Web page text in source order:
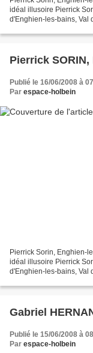
idéal illusoire Pierrick
d'Enghien-les-bains, Val
Pierrick
Publié le 16/06/2008 à
Par espace-holbein
Pierrick Sorin, Enghien-
idéal illusoire Pierrick
d'Enghien-les-bains, Val
Gabriel
Publié le 15/06/2008 à
Par espace-holbein